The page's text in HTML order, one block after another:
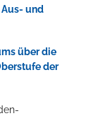
Aus- und
über die
der